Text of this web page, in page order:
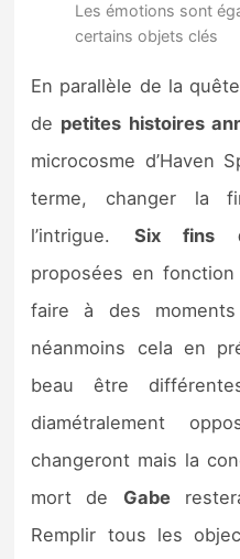
Les émotions sont
certains objets clés
En parallèle de la
de petites histoires
microcosme d’Haven
terme, changer la
l’intrigue. Six fins
proposées en
faire à des
néanmoins cela en
beau être
diamétralement
changeront mais la
mort de Gabe
Remplir tous les